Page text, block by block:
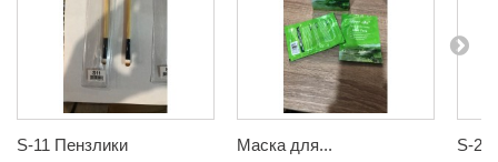
S-11 Пензлики Маска для... S-2